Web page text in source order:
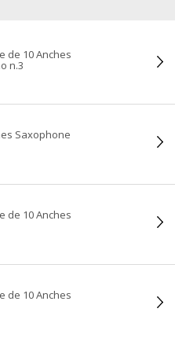
de 10 Anches
n.3
Saxophone
de 10 Anches
de 10 Anches